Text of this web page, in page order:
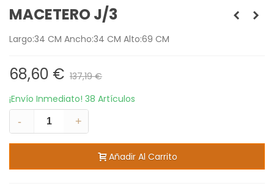
MACETERO J/3
Largo:34 CM Ancho:34 CM Alto:69 CM
68,60 € 137,19 €
¡Envío Inmediato! 38 Artículos
-
+
Añadir Al Carrito